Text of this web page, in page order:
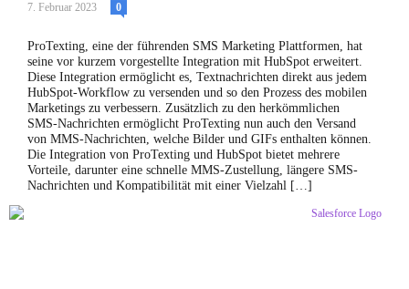
7. Februar 2023 0
ProTexting, eine der führenden SMS Marketing Plattformen, hat
seine vor kurzem vorgestellte Integration mit HubSpot erweitert.
Diese Integration ermöglicht es, Textnachrichten direkt aus jedem
HubSpot-Workflow zu versenden und so den Prozess des mobilen
Marketings zu verbessern. Zusätzlich zu den herkömmlichen
SMS-Nachrichten ermöglicht ProTexting nun auch den Versand
von MMS-Nachrichten, welche Bilder und GIFs enthalten können.
Die Integration von ProTexting und HubSpot bietet mehrere
Vorteile, darunter eine schnelle MMS-Zustellung, längere SMS-
Nachrichten und Kompatibilität mit einer Vielzahl […]